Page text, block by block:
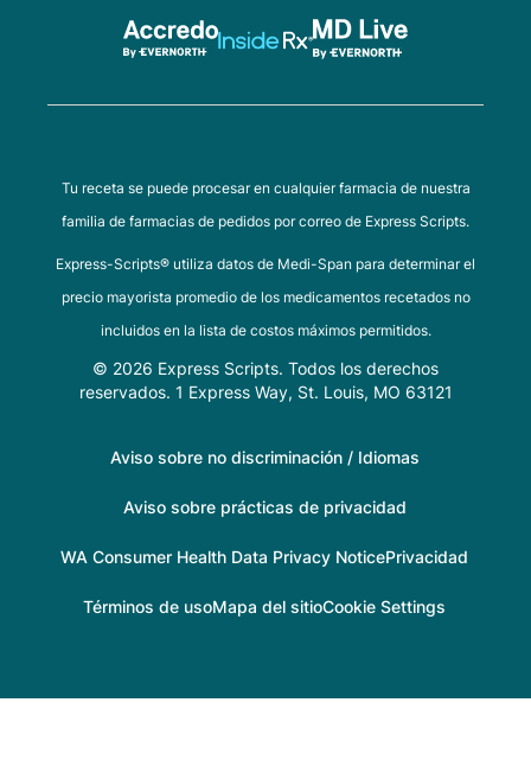
Tu receta se puede procesar en cualquier farmacia de nuestra
familia de farmacias de pedidos por correo de Express Scripts.
Express-Scripts® utiliza datos de Medi-Span para determinar el
precio mayorista promedio de los medicamentos recetados no
incluidos en la lista de costos máximos permitidos.
© 2026 Express Scripts. Todos los derechos
reservados. 1 Express Way, St. Louis, MO 63121
Aviso sobre no discriminación / Idiomas
Aviso sobre prácticas de privacidad
WA Consumer Health Data Privacy NoticePrivacidad
Términos de usoMapa del sitioCookie Settings